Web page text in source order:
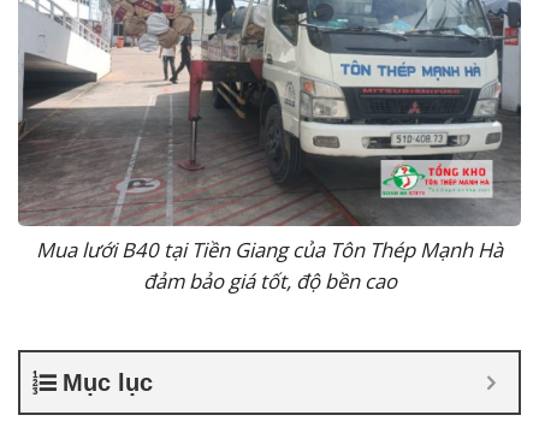
Mua lưới B40 tại Tiền Giang của Tôn Thép Mạnh Hà
đảm bảo giá tốt, độ bền cao
Mục lục